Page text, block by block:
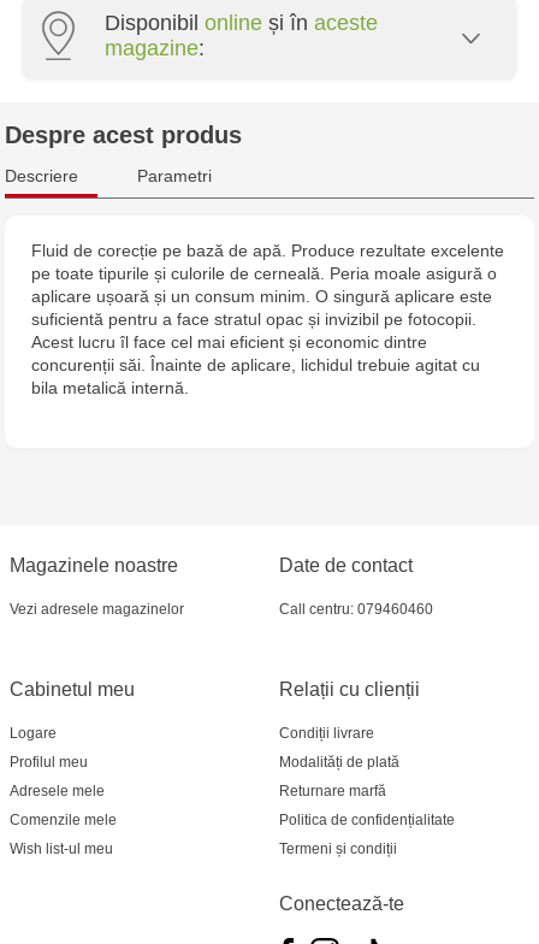
Disponibil online și în aceste
magazine:
Crafti Botanica - bd. Decebal, 139
Crafti Buiucani - str. Alba Iulia, 77/18
Crafti Ciocana - str. Alecu Russo, 61/6
Crafti Riscani - bd. Moscova, 2
Multistore Centru - bd. Cantemir, 6
Crafti Comrat - str Pobeda,48
Crafti Centru - bd. Ștefan cel Mare și Sfânt,
Crafti Ciocana - bd. Mircea cel Bătrân,17/3
Crafti Buiucani - str. Ion Creangă, 68/1
Crafti Căușeni- str. Mihai Eminescu, 6
Despre acest produs
Descriere Parametri
Fluid de corecție pe bază de apă. Produce rezultate excelente
pe toate tipurile și culorile de cerneală. Peria moale asigură o
aplicare ușoară și un consum minim. O singură aplicare este
suficientă pentru a face stratul opac și invizibil pe fotocopii.
Acest lucru îl face cel mai eficient și economic dintre
concurenții săi. Înainte de aplicare, lichidul trebuie agitat cu
bila metalică internă.
Magazinele noastre
Vezi adresele magazinelor
Relații cu clienții
Condiții livrare
Modalități de plată
Returnare marfă
Politica de confidențialitate
Termeni și condiții
Cabinetul meu
Logare
Profilul meu
Adresele mele
Comenzile mele
Wish list-ul meu
Date de contact
Call centru: 079460460
Conectează-te